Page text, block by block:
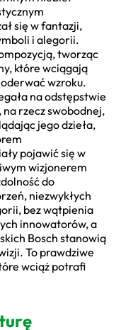
się w fantazji,
i alegorii.
tworząc
które wciągają
wzroku.
na odstępstwie
rzecz swobodnej,
jego dzieła,
pojawić się w
wizjonerem
do
niezwykłych
bez wątpienia
innowatorów, a
Bosch stanowią
To prawdziwe
wciąż potrafi